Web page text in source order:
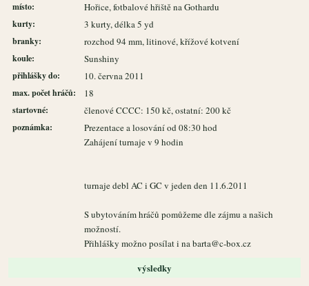
místo: Hořice, fotbalové hřiště na Gothardu
kurty: 3 kurty, délka 5 yd
branky: rozchod 94 mm, litinové, křížové kotvení
koule: Sunshiny
přihlášky do: 10. června 2011
max. počet hráčů: 18
startovné: členové CCCC: 150 kč, ostatní: 200 kč
poznámka:
Prezentace a losování od 08:30 hod
Zahájení turnaje v 9 hodin
turnaje debl AC i GC v jeden den 11.6.2011
S ubytováním hráčů pomůžeme dle zájmu a našich
možností.
Přihlášky možno posílat i na barta@c-box.cz
výsledky